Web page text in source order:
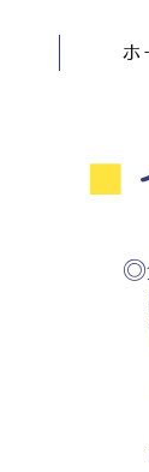
ホ
⬛︎
◎